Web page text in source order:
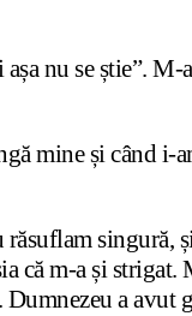
nu se știe”. M-
mine și când i-
singură,
că m-a și
a avut